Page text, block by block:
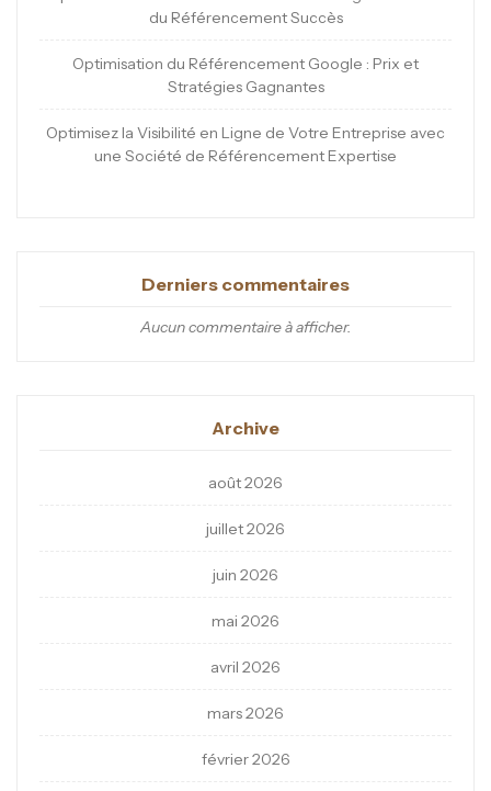
du Référencement Succès
Optimisation du Référencement Google : Prix et
Stratégies Gagnantes
Optimisez la Visibilité en Ligne de Votre Entreprise avec
une Société de Référencement Expertise
Derniers commentaires
Aucun commentaire à afficher.
Archive
août 2026
juillet 2026
juin 2026
mai 2026
avril 2026
mars 2026
février 2026